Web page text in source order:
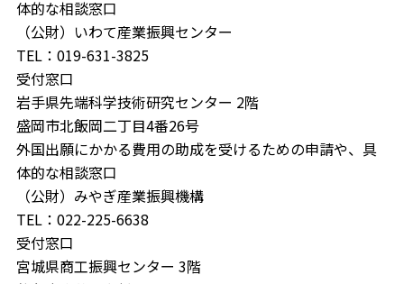
体的な相談窓口
（公財）いわて産業振興センター
TEL：019-631-3825
受付窓口
岩手県先端科学技術研究センター 2階
盛岡市北飯岡二丁目4番26号
外国出願にかかる費用の助成を受けるための申請や、具
体的な相談窓口
（公財）みやぎ産業振興機構
TEL：022-225-6638
受付窓口
宮城県商工振興センター 3階